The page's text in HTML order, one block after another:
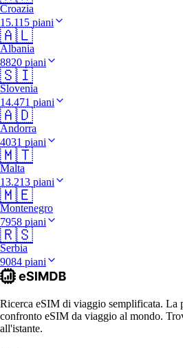
Croazia
15.115 piani
🇦🇱
Albania
8820 piani
🇸🇮
Slovenia
14.471 piani
🇦🇩
Andorra
4031 piani
🇲🇹
Malta
13.213 piani
🇲🇪
Montenegro
7958 piani
🇷🇸
Serbia
9084 piani
Ricerca eSIM di viaggio semplificata. La
confronto eSIM da viaggio al mondo.
all'istante.